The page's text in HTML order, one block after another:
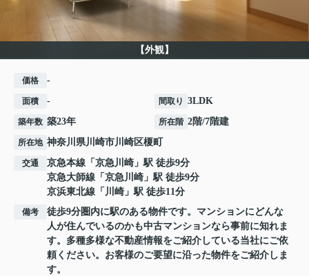
【外観】
価格 -
面積 - 間取り 3LDK
築年数 築23年 所在階 2階/7階建
所在地 神奈川県川崎市川崎区榎町
交通 京急本線 「 京急川崎 」駅 徒歩9分
京急大師線 「 京急川崎 」駅 徒歩9分
京浜東北線 「 川崎 」駅 徒歩11分
備考
徒歩9分圏内に駅のある物件です。マンションにどんな
人が住んでいるのかも中古マンションなら事前に知れま
す。多種多様な不動産情報をご紹介している当社にご依
頼ください。お客様のご要望に沿った物件をご紹介しま
す。